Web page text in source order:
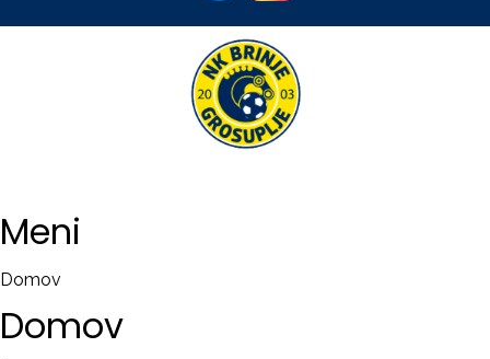
Meni
Domov
Domov
Registracija